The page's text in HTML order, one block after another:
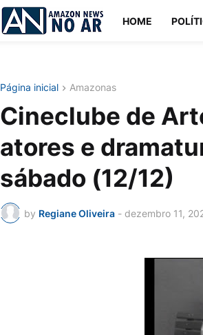
HOME
Página inicial Amazonas
Cineclube de
atores e
sábado (12/12)
by Regiane Oliveira - dezembro 11,